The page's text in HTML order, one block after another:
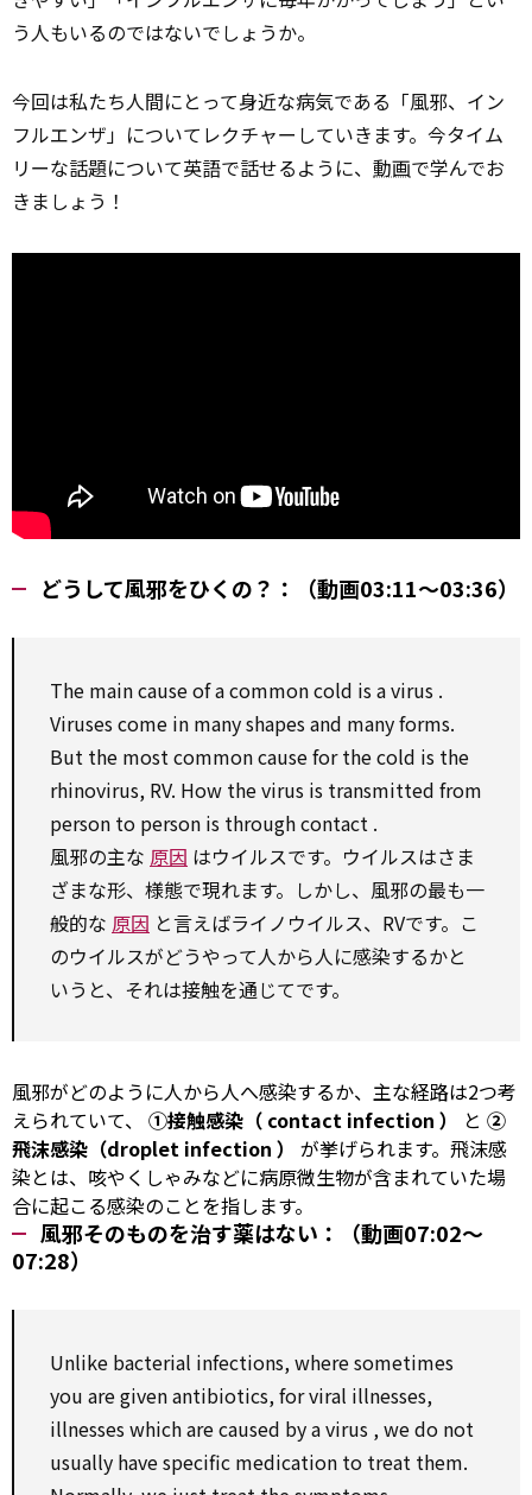
う人もいるのではないでしょうか。
今回は私たち人間にとって身近な病気である「風邪、イン
フルエンザ」についてレクチャーしていきます。今タイム
リーな話題について英語で話せるように、 動画で学んでお
きましょう！
どうして風邪をひくの？：（動画03:11～03:36）
The maincauseof acommoncold is avirus .
Viruses come in many shapes and many forms.
But the most commoncauseforthe cold is the
rhinovirus, RV. How thevirus is transmitted from
person to person is throughcontact .
風邪の主な 原因 はウイルスです。ウイルスはさま
ざまな形、様態で現れます。しかし、風邪の最も一
般的な 原因 と言えばライノウイルス、RVです。こ
のウイルスがどうやって人から人に感染するかと
いうと、それは接触を通じてです。
風邪がどのように人から人へ感染するか、主な経路は2つ考
えられていて、 ①接触感染（ contact infection ） と ②
飛沫感染（droplet infection ）
が挙げられます。飛沫感
染とは、咳やくしゃみなどに病原微生物が含まれていた場
合に起こる感染のことを指します。
風邪そのものを治す薬はない：（動画07:02～
07:28）
Unlike bacterial infections, where sometimes
you aregivenantibiotics, forviral illnesses,
illnesses whichare caused byavirus , we do not
usually havespecific medication to treat them.